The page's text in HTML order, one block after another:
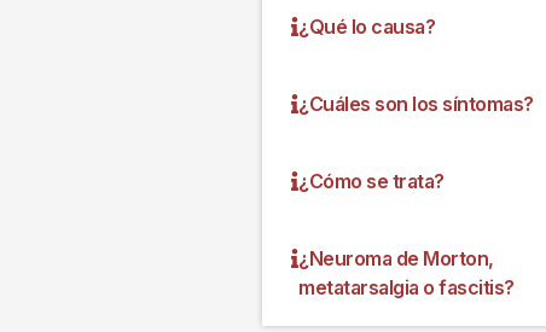
¿Qué lo causa?
¿Cuáles son los síntomas?
¿Cómo se trata?
¿Neuroma de Morton,
metatarsalgia o fascitis?